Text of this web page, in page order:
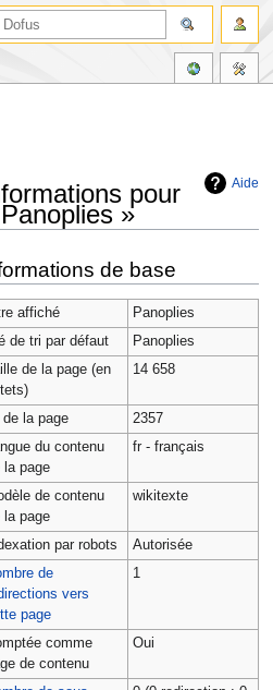
Aide
pour
»
de base
affiché
Panoplies
de tri par défaut
Panoplies
de la page (en
14 658
de la page
2357
du contenu
la page
fr - français
de contenu
la page
wikitexte
par robots
Autorisée
de
vers
page
1
comme
de contenu
Oui